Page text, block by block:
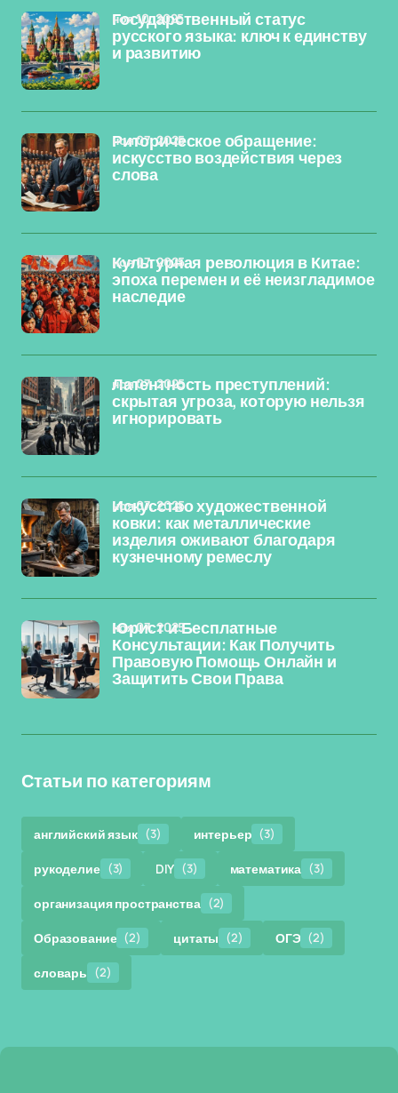
Государственный статус
русского языка: ключ к единству
и развитию
ноя 10, 2025
Риторическое обращение:
искусство воздействия через
слова
ноя 07, 2025
Культурная революция в Китае:
эпоха перемен и её неизгладимое
наследие
ноя 07, 2025
Латентность преступлений:
скрытая угроза, которую нельзя
игнорировать
ноя 07, 2025
Искусство художественной
ковки: как металлические
изделия оживают благодаря
кузнечному ремеслу
ноя 07, 2025
Юрист и Бесплатные
Консультации: Как Получить
Правовую Помощь Онлайн и
Защитить Свои Права
ноя 07, 2025
Статьи по категориям
английский язык (3) интерьер (3)
рукоделие (3) DIY (3) математика (3)
организация пространства (2)
Образование (2) цитаты (2) ОГЭ (2)
словарь (2)